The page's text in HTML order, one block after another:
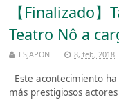
【Finalizado
Teatro Nô a
ESJAPON 8, feb, 2018
Este acontecimiento
más prestigiosos